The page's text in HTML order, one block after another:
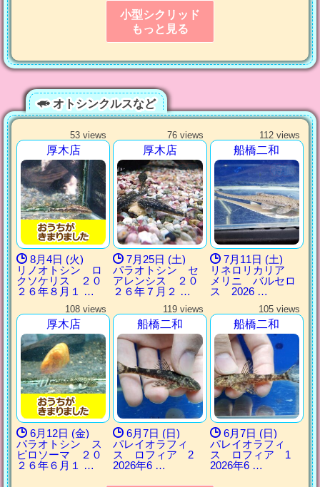
小型シクリッド
もっと見る
オトシンクルスなど
53 views
厚木店
8月4日 (火)
リノオトシン ロ
クソケリス ２０
２６年８月１ …
76 views
厚木店
7月25日 (土)
パラオトシン セ
アレンシス ２０
２６年７月２ …
112 views
船橋二和
7月11日 (土)
リネロリカリア
メリニ バルセロ
ス 2026 …
108 views
厚木店
6月12日 (金)
パラオトシン ス
ピロソーマ ２０
２６年６月１ …
119 views
船橋二和
6月7日 (日)
パレイオラフィ
ス ロフィア 2
2026年6 …
105 views
船橋二和
6月7日 (日)
パレイオラフィ
ス ロフィア 1
2026年6 …